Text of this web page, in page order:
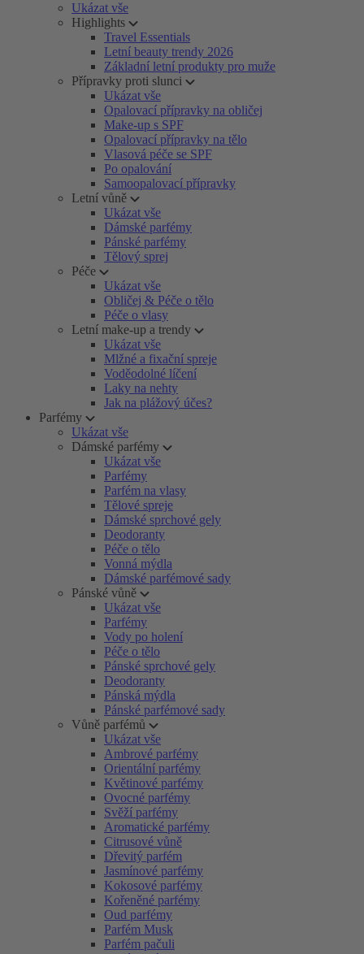
Ukázat vše
Highlights
Travel Essentials
Letní beauty trendy 2026
Základní letní produkty pro muže
Přípravky proti slunci
Ukázat vše
Opalovací přípravky na obličej
Make-up s SPF
Opalovací přípravky na tělo
Vlasová péče se SPF
Po opalování
Samoopalovací přípravky
Letní vůně
Ukázat vše
Dámské parfémy
Pánské parfémy
Tělový sprej
Péče
Ukázat vše
Obličej & Péče o tělo
Péče o vlasy
Letní make-up a trendy
Ukázat vše
Mlžné a fixační spreje
Voděodolné líčení
Laky na nehty
Jak na plážový účes?
Parfémy
Ukázat vše
Dámské parfémy
Ukázat vše
Parfémy
Parfém na vlasy
Tělové spreje
Dámské sprchové gely
Deodoranty
Péče o tělo
Vonná mýdla
Dámské parfémové sady
Pánské vůně
Ukázat vše
Parfémy
Vody po holení
Péče o tělo
Pánské sprchové gely
Deodoranty
Pánská mýdla
Pánské parfémové sady
Vůně parfémů
Ukázat vše
Ambrové parfémy
Orientální parfémy
Květinové parfémy
Ovocné parfémy
Svěží parfémy
Aromatické parfémy
Citrusové vůně
Dřevitý parfém
Jasmínové parfémy
Kokosové parfémy
Kořeněné parfémy
Oud parfémy
Parfém Musk
Parfém pačuli